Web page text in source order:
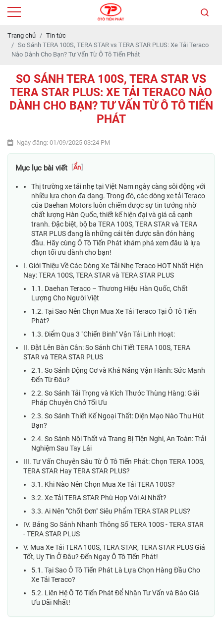
Trang chủ
Tin tức
So Sánh TERA 100S, TERA STAR vs TERA STAR PLUS: Xe Tải Teraco
Nào Dành Cho Bạn? Tư Vấn Từ Ô Tô Tiến Phát
SO SÁNH TERA 100S, TERA STAR VS
TERA STAR PLUS: XE TẢI TERACO NÀO
DÀNH CHO BẠN? TƯ VẤN TỪ Ô TÔ TIẾN
PHÁT
Ngày đăng: 01/09/2025 03:24 PM
Mục lục bài viết Ẩn
Thị trường xe tải nhẹ tại Việt Nam ngày càng sôi động với
nhiều lựa chọn đa dạng. Trong đó, các dòng xe tải Teraco
của Daehan Motors luôn chiếm được sự tin tưởng nhờ
chất lượng Hàn Quốc, thiết kế hiện đại và giá cả cạnh
tranh. Đặc biệt, bộ ba TERA 100S, TERA STAR và TERA
STAR PLUS đang là những cái tên được săn đón hàng
đầu. Hãy cùng Ô Tô Tiến Phát khám phá xem đâu là lựa
chọn tối ưu dành cho bạn!
I. Giới Thiệu Về Các Dòng Xe Tải Nhẹ Teraco HOT Nhất Hiện
Nay: TERA 100S, TERA STAR và TERA STAR PLUS
1.1. Daehan Teraco – Thương Hiệu Hàn Quốc, Chất
Lượng Cho Người Việt
1.2. Tại Sao Nên Chọn Mua Xe Tải Teraco Tại Ô Tô Tiến
Phát?
1.3. Điểm Qua 3 "Chiến Binh" Vận Tải Linh Hoạt:
II. Đặt Lên Bàn Cân: So Sánh Chi Tiết TERA 100S, TERA
STAR và TERA STAR PLUS
2.1. So Sánh Động Cơ và Khả Năng Vận Hành: Sức Mạnh
Đến Từ Đâu?
2.2. So Sánh Tải Trọng và Kích Thước Thùng Hàng: Giải
Pháp Chuyên Chở Tối Ưu
2.3. So Sánh Thiết Kế Ngoại Thất: Diện Mạo Nào Thu Hút
Bạn?
2.4. So Sánh Nội Thất và Trang Bị Tiện Nghi, An Toàn: Trải
Nghiệm Sau Tay Lái
III. Tư Vấn Chuyên Sâu Từ Ô Tô Tiến Phát: Chọn TERA 100S,
TERA STAR Hay TERA STAR PLUS?
3.1. Khi Nào Nên Chọn Mua Xe Tải TERA 100S?
3.2. Xe Tải TERA STAR Phù Hợp Với Ai Nhất?
3.3. Ai Nên "Chốt Đơn" Siêu Phẩm TERA STAR PLUS?
IV. Bảng So Sánh Nhanh Thông Số TERA 100S - TERA STAR
- TERA STAR PLUS
V. Mua Xe Tải TERA 100S, TERA STAR, TERA STAR PLUS Giá
Tốt, Uy Tín Ở Đâu? Đến Ngay Ô Tô Tiến Phát!
5.1. Tại Sao Ô Tô Tiến Phát Là Lựa Chọn Hàng Đầu Cho
Xe Tải Teraco?
5.2. Liên Hệ Ô Tô Tiến Phát Để Nhận Tư Vấn và Báo Giá
Ưu Đãi Nhất!